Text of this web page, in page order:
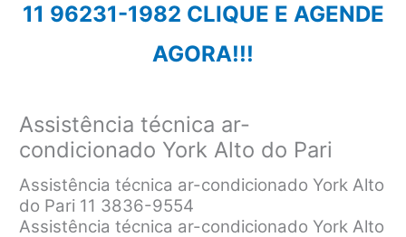
11 96231-1982 CLIQUE E AGENDE
AGORA!!!
Assistência técnica ar-
condicionado York Alto do Pari
Assistência técnica ar-condicionado York Alto
do Pari 11 3836-9554
Assistência técnica ar-condicionado York Alto